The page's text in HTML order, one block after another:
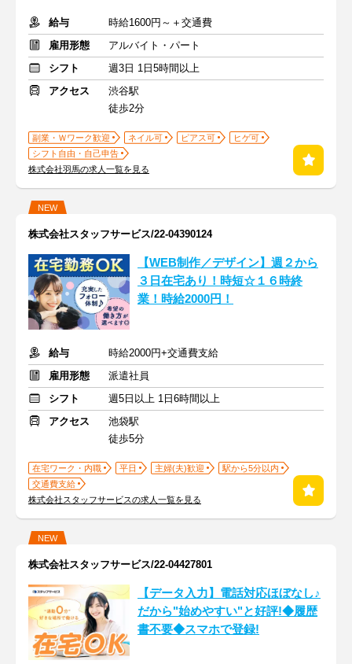
給与
時給1600円～＋交通費
雇用形態
アルバイト・パート
シフト
週3日 1日5時間以上
アクセス
渋谷駅
徒歩2分
副業・Ｗワーク歓迎 ネイル可 ピアス可
ヒゲ可
シフト自由・自己申告
株式会社羽馬の求人一覧を見る
NEW
株式会社スタッフサービス/22-04390124
【WEB制作／デザイン】週２から
３日在宅あり！時短☆１６時終
業！時給2000円！
給与
時給2000円+交通費支給
雇用形態
派遣社員
シフト
週5日以上 1日6時間以上
アクセス
池袋駅
徒歩5分
在宅ワーク・内職 平日 主婦(夫)歓迎
駅から5分以内
交通費支給
株式会社スタッフサービスの求人一覧を見る
NEW
株式会社スタッフサービス/22-04427801
【データ入力】電話対応ほぼなし♪
だから"始めやすい"と好評!◆履歴
書不要◆スマホで登録!